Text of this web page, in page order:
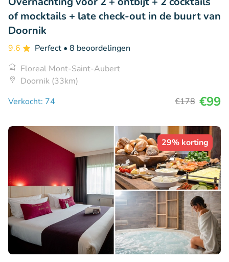
of mocktails + late check-out in de buurt van
Doornik
9.6 Perfect • 8 beoordelingen
Floreal Mont-Saint-Aubert
Doornik (33km)
Verkocht: 74
€178 €99
29% korting